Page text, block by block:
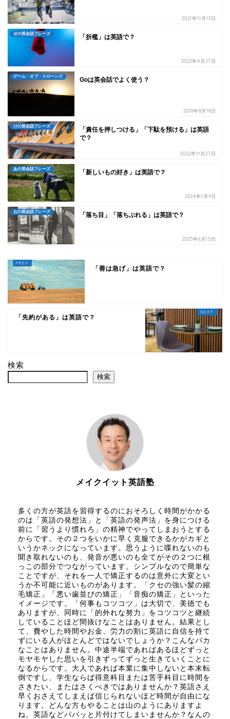
2021年11月13日
せの英会話フレーズ 「折檻」は英語で？
2022年4月27日
ゲーム・オブ・スローンズ Goは英会話でよく使う？
2018年8月18日
けの英会話フレーズ
「責任を押しつける」「下駄を預ける」は英語
で？
2022年11月27日
あの英会話フレーズ 「新しいもの好き」は英語で？
2024年1月9日
おの英会話フレーズ 「落ち目」「落ちぶれる」は英語で？
2023年6月15日
「善は急げ」は英語で？
「先約がある」は英語で？
検索
検索
メイクイット英語塾
多くの方が英語を習得するのにおそろしく時間がかかる
のは「英語の発想法」と「英語の発声法」を身につける
前に「習うより慣れろ」の精神でやってしまおうとする
からです。その２つをいかに早く克服できるかがカギと
いうかネックになっています。思うように喋れないのも
聞き取れないのも、発音が悪いのも全てがその２つに根
っこの部分でつながっています。シンプルなので簡単な
ことですが、それを一人で矯正するのは意外に大変とい
うか不可能に近いものがあります。「クセの強い髪の縮
毛矯正」「悪い歯並びの矯正」「音痴の矯正」といった
イメージです。「何事もコツコツ」は大切で、美徳でも
ありますが、同時に「的外れな努力」をコツコツと継続
していることほど間抜けなことはありません。結果とし
て、費やした時間やお金、労力の割に英語に自信を持て
ずにいる人がほとんどではないでしょうか？こんなバカ
なことはありません。中途半端であればあるほどずっと
モヤモヤした思いを引きずってずっと生きていくことに
なるからです。大人であれば本業に集中しないと本末転
倒ですし、学生ならば得意科目または苦手科目に時間を
さきたい、またはさくべきではありませんか？英語さえ
早くおさえてしまえば信じられないほど時間が自由にな
ります。どんな方もやることは山のようにありますよ
ね。英語などパパッと片付けてしまいませんか？なんの